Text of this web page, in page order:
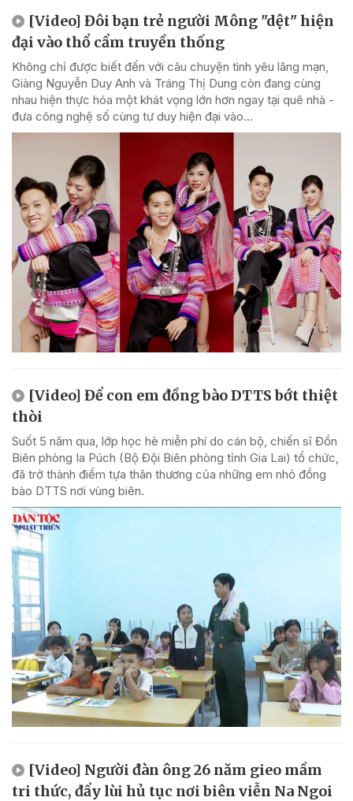
[Video] Đôi bạn trẻ người Mông "dệt" hiện
đại vào thổ cẩm truyền thống
Không chỉ được biết đến với câu chuyện tình yêu lãng mạn,
Giàng Nguyễn Duy Anh và Tráng Thị Dung còn đang cùng
nhau hiện thực hóa một khát vọng lớn hơn ngay tại quê nhà -
đưa công nghệ số cùng tư duy hiện đại vào...
[Video] Để con em đồng bào DTTS bớt thiệt
thòi
Suốt 5 năm qua, lớp học hè miễn phí do cán bộ, chiến sĩ Đồn
Biên phòng Ia Púch (Bộ Đội Biên phòng tỉnh Gia Lai) tổ chức,
đã trở thành điểm tựa thân thương của những em nhỏ đồng
bào DTTS nơi vùng biên.
[Video] Người đàn ông 26 năm gieo mầm
tri thức, đẩy lùi hủ tục nơi biên viễn Na Ngoi